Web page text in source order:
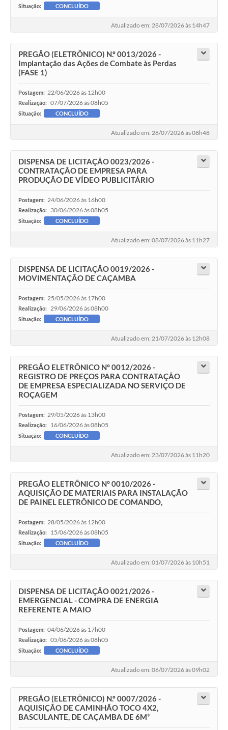
Situação: CONCLUÍDO
Atualizado em: 28/07/2026 às 14h47
PREGÃO (ELETRÔNICO) N.º 0013/2026 -
Implantação das Ações de Combate às Perdas
(FASE 1)
Postagem: 22/06/2026 às 12h00
Realização: 07/07/2026 às 08h05
Situação: CONCLUÍDO
Atualizado em: 28/07/2026 às 08h48
DISPENSA DE LICITAÇÃO 0023/2026 -
CONTRATAÇÃO DE EMPRESA PARA
PRODUÇÃO DE VÍDEO PUBLICITÁRIO
Postagem: 24/06/2026 às 16h00
Realização: 30/06/2026 às 08h05
Situação: CONCLUÍDO
Atualizado em: 08/07/2026 às 11h27
DISPENSA DE LICITAÇÃO 0019/2026 -
MOVIMENTAÇÃO DE CAÇAMBA
Postagem: 25/05/2026 às 17h00
Realização: 29/06/2026 às 08h00
Situação: CONCLUÍDO
Atualizado em: 21/07/2026 às 12h08
PREGÃO ELETRÔNICO N° 0012/2026 -
REGISTRO DE PREÇOS PARA CONTRATAÇÃO
DE EMPRESA ESPECIALIZADA NO SERVIÇO DE
ROÇAGEM
Postagem: 29/05/2026 às 13h00
Realização: 16/06/2026 às 08h05
Situação: CONCLUÍDO
Atualizado em: 23/07/2026 às 11h20
PREGÃO ELETRÔNICO N° 0010/2026 -
AQUISIÇÃO DE MATERIAIS PARA INSTALAÇÃO
DE PAINEL ELETRÔNICO DE COMANDO,
Postagem: 28/05/2026 às 12h00
Realização: 15/06/2026 às 08h05
Situação: CONCLUÍDO
Atualizado em: 01/07/2026 às 10h51
DISPENSA DE LICITAÇÃO 0021/2026 -
EMERGENCIAL - COMPRA DE ENERGIA
REFERENTE A MAIO
Postagem: 04/06/2026 às 17h00
Realização: 05/06/2026 às 08h05
Situação: CONCLUÍDO
Atualizado em: 06/07/2026 às 09h02
PREGÃO (ELETRÔNICO) N.º 0007/2026 -
AQUISIÇÃO DE CAMINHÃO TOCO 4X2,
BASCULANTE, DE CAÇAMBA DE 6M³